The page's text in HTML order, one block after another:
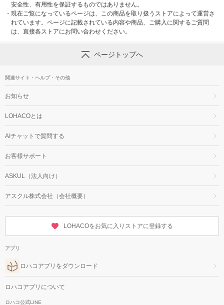
安全性、有用性を保証するものではありません。
・ 現在ご覧になっているページは、この商品を取り扱うストアによって運営さ
れています。ページに記載されている内容や商品、ご購入に関するご質問
は、直接各ストアにお問い合わせください。
ページトップへ
関連サイト・ヘルプ・その他
お知らせ
LOHACOとは
AIチャットで質問する
お客様サポート
ASKUL（法人向け）
アスクル株式会社（会社概要）
LOHACOをお気に入りストアに登録する
アプリ
ロハコアプリをダウンロード
ロハコアプリについて
ロハコ公式LINE